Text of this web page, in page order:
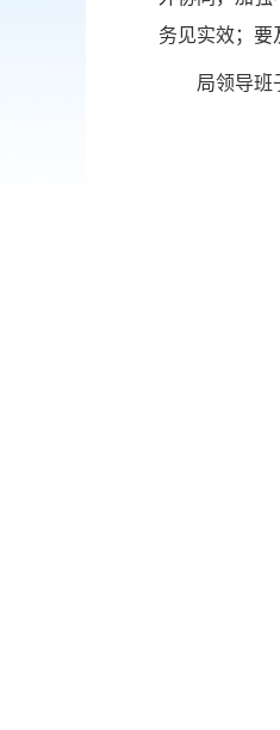
务见实效；要
局领导班